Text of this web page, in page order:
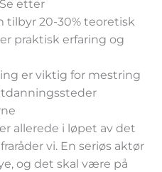
etter
tilbyr 20-30% teoretisk
praktisk erfaring og
er viktig for mestring
allerede i løpet av det
vi. En seriøs aktør
og det skal være på